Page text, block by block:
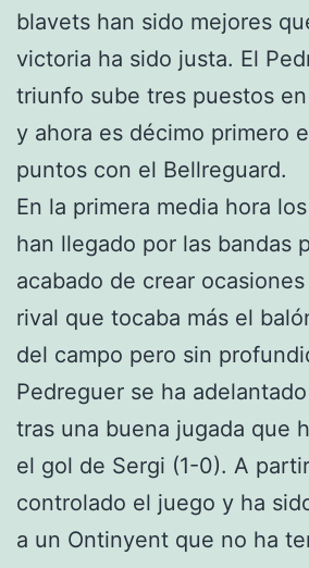
blavets han sido mejores
victoria ha sido justa. El
triunfo sube tres puestos
y ahora es décimo primero
puntos con el Bellreguard.
En la primera media hora
han llegado por las bandas
acabado de crear
rival que tocaba más el
del campo pero sin
Pedreguer se ha
tras una buena jugada que
el gol de Sergi (1-0). A
controlado el juego y ha
a un Ontinyent que no ha